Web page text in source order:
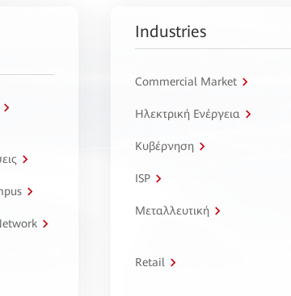
Industries
Commercial Market
Ηλεκτρική Ενέργεια
Κυβέρνηση
ISP
Μεταλλευτική
Retail